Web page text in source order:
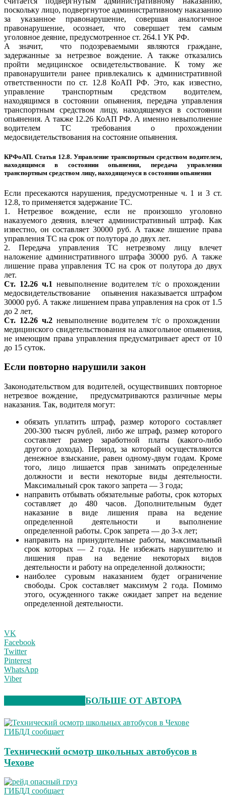
поскольку лицо, подвергнутое административному наказанию
за указанное правонарушение, совершая аналогичное
правонарушение, осознает, что совершает тем самым
уголовное деяние, предусмотренное ст. 264.1 УК РФ.
А значит, что подозреваемыми являются граждане,
задержанные за нетрезвое вождение. А также отказались
пройти медицинское освидетельствование. К тому же
правонарушители ранее привлекались к административной
ответственности по ст. 12.8 КоАП РФ. Это, как известно,
управление транспортным средством водителем,
находящимся в состоянии опьянения, передача управления
транспортным средством лицу, находящемуся в состоянии
опьянения. А также 12.26 КоАП РФ. А именно невыполнение
водителем ТС требования о прохождении
медосвидетельствования на состояние опьянения.
КРФоАП. Статья 12.8. Управление транспортным средством водителем,
находящимся в состоянии опьянения, передача управления
транспортным средством лицу, находящемуся в состоянии опьянения
Если пресекаются нарушения, предусмотренные ч. 1 и 3 ст.
12.8, то применяется задержание ТС.
1. Нетрезвое вождение, если не произошло уголовно
наказуемого деяния, влечет административный штраф. Как
известно, он составляет 30000 руб. А также лишение права
управления ТС на срок от полутора до двух лет.
2. Передача управления ТС нетрезвому лицу влечет
наложение административного штрафа 30000 руб. А также
лишение права управления ТС на срок от полутора до двух
лет.
Ст. 12.26 ч.1 невыполнение водителем т/с о прохождении
медосвидетельствование опьянения наказывается штрафом
30000 руб. А также лишением права управления на срок от 1.5
до 2 лет,
Ст. 12.26 ч.2 невыполнение водителем т/с о прохождении
медицинского свидетельствования на алкогольное опьянения,
не имеющим права управления предусматривает арест от 10
до 15 суток.
Если повторно нарушили закон
Законодательством для водителей, осуществивших повторное
нетрезвое вождение, предусматриваются различные меры
наказания. Так, водителя могут:
обязать уплатить штраф, размер которого составляет
200-300 тысяч рублей, либо же штраф, размер которого
составляет размер заработной платы (какого-либо
другого дохода). Период, за который осуществляются
денежное взыскание, равен одному-двум годам. Кроме
того, лицо лишается прав занимать определенные
должности и вести некоторые виды деятельности.
Максимальный срок такого запрета — 3 года;
направить отбывать обязательные работы, срок которых
составляет до 480 часов. Дополнительным будет
наказание в виде лишения права на ведение
определенной деятельности и выполнение
определенной работы. Срок запрета — до 3-х лет;
направить на принудительные работы, максимальный
срок которых — 2 года. Не избежать нарушителю и
лишения прав на ведение некоторых видов
деятельности и работу на определенной должности;
наиболее суровым наказанием будет ограничение
свободы. Срок составляет максимум 2 года. Помимо
этого, осужденного также ожидает запрет на ведение
определенной деятельности.
VK
Facebook
Twitter
Pinterest
WhatsApp
Viber
БОЛЬШЕ ОТ АВТОРА
ГИБДД сообщает
Технический осмотр школьных автобусов в
Чехове
ГИБДД сообщает